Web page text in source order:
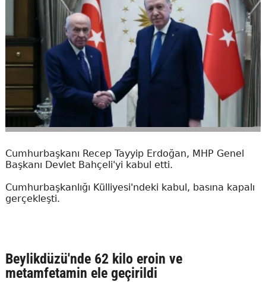
Cumhurbaşkanı Recep Tayyip Erdoğan, MHP Genel
Başkanı Devlet Bahçeli'yi kabul etti.
Cumhurbaşkanlığı Külliyesi'ndeki kabul, basına kapalı
gerçekleşti.
Beylikdüzü'nde 62 kilo eroin ve
metamfetamin ele geçirildi